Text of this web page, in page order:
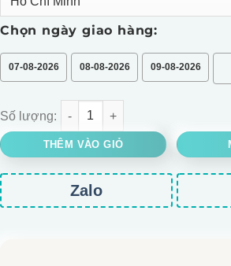
Chọn ngày giao hàng:
07-08-2026 08-08-2026 09-08-2026
Bó hoa hồng sen nhí mix cát tường số
THÊM VÀO GIỎ
Zalo